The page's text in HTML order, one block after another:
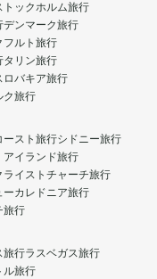
トックホルム旅行
デンマーク旅行
フルト旅行
タリン旅行
ロバキア旅行
ク旅行
ースト旅行シドニー旅行
アイランド旅行
ライストチャーチ旅行
ーカレドニア旅行
旅行
旅行ラスベガス旅行
ル旅行